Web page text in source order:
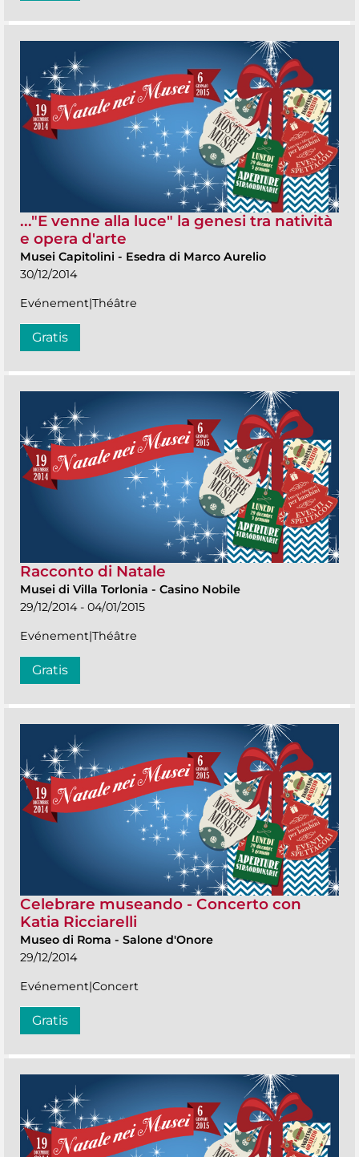
..."E venne alla luce" la genesi tra natività
e opera d'arte
Musei Capitolini - Esedra di Marco Aurelio
30/12/2014
Evénement|Théâtre
Gratis
Racconto di Natale
Musei di Villa Torlonia - Casino Nobile
29/12/2014 - 04/01/2015
Evénement|Théâtre
Gratis
Celebrare museando - Concerto con
Katia Ricciarelli
Museo di Roma - Salone d'Onore
29/12/2014
Evénement|Concert
Gratis